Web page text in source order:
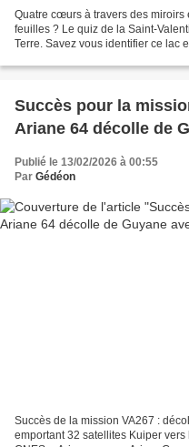
Quatre cœurs à travers des miroirs
feuilles ? Le quiz de la Saint-
Terre. Savez vous identifier ce lac
Succès pour la
Ariane 64 décolle de
Publié le 13/02/2026 à 00:55
Par Gédéon
Succès de la mission VA267 :
emportant 32 satellites Kuiper vers